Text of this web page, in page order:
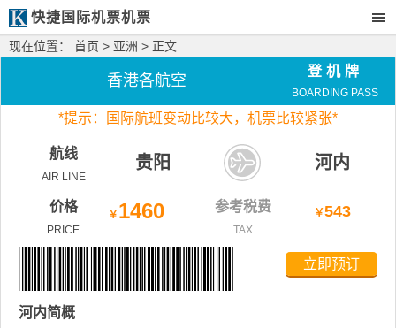
快捷国际机票机票
现在位置： 首页 > 亚洲 > 正文
香港各航空
登机牌
BOARDING PASS
*提示：国际航班变动比较大， 机票比较紧张*
航线
AIR LINE
贵阳 河内
价格
PRICE
￥ 1460 参考税费
TAX
￥543
立即预订
河内简概